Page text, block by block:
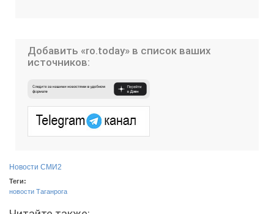
Добавить «ro.today» в список ваших
источников:
Новости СМИ2
Теги:
новости Таганрога